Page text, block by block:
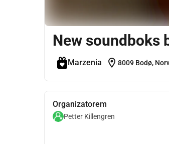
New soundboks
Marzenia location_on 8009 Bodø,
Organizatorem
Petter Killengren